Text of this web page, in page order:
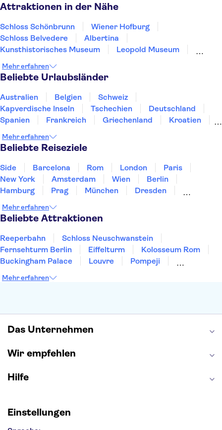
Attraktionen in der Nähe
Schloss Schönbrunn
Wiener Hofburg
Schloss Belvedere
Albertina
Kunsthistorisches Museum
Leopold Museum
Kaiserliche Schatzkammer Wien
Spanische Hofreitschule
Festung Hohensalzburg
Kunst Haus Vienna - Museum Hundertwasser
Mozart-Wohnhaus
Family Park
Mehr erfahren
Beliebte Urlaubsländer
Australien Belgien
Schweiz
Kapverdische Inseln
Tschechien
Deutschland
Spanien
Frankreich Griechenland
Kroatien
Norwegen
Polen
Mehr erfahren
Beliebte Reiseziele
Side Barcelona Rom London
Paris
New York
Amsterdam Wien
Berlin
Hamburg
Prag München
Dresden
Heidelberg
Bremen
Mehr erfahren
Beliebte Attraktionen
Reeperbahn
Schloss Neuschwanstein
Fernsehturm Berlin
Eiffelturm
Kolosseum Rom
Buckingham Palace
Louvre
Pompeji
Moulin Rouge
Mehr erfahren
Das Unternehmen
Wir empfehlen
Hilfe
Einstellungen